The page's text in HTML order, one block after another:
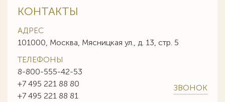
КОНТАКТЫ
АДРЕС
101000, Москва, Мясницкая ул., д. 13, стр. 5
ТЕЛЕФОНЫ
8-800-555-42-53
+7 495 221 88 80
+7 495 221 88 81
ЗВОНОК